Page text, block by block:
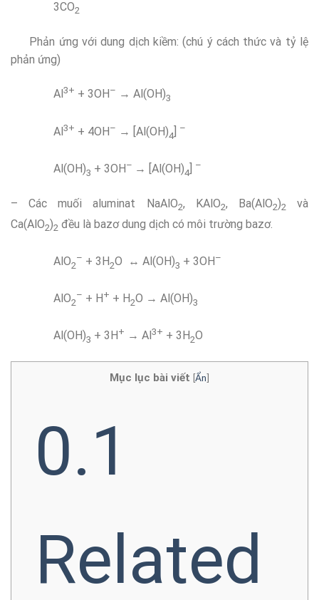
3CO2
Phản ứng với dung dịch kiềm: (chú ý cách thức và tỷ lệ
phản ứng)
Al 3+ + 3OH – → Al(OH)3
Al3+ + 4OH– → [Al(OH)4
–
Al(OH)3 + 3OH – → [Al(OH)4
–
– Các muối aluminat NaAlO2, KAlO2, Ba(AlO2)2
và
Ca(AlO2)2 đều là bazơ dung dịch có môi trường bazơ.
AlO2
– + 3H2O ↔ Al(OH)3 + 3OH–
AlO2
– + H + + H2O → Al(OH)3
Al(OH)3 + 3H + → Al 3+ + 3H2O
Mục lục bài viết [Ẩn]
0.1
Related